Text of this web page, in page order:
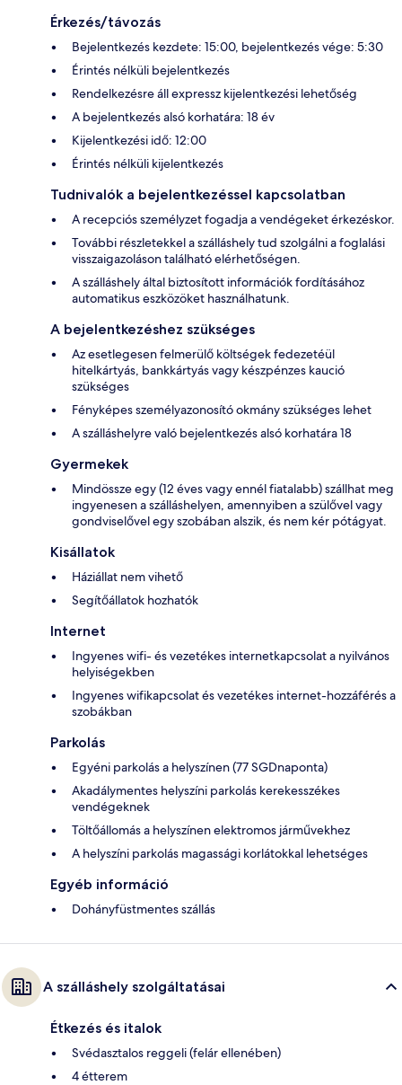
Érkezés/távozás
Bejelentkezés kezdete: 15:00, bejelentkezés vége: 5:30
Érintés nélküli bejelentkezés
Rendelkezésre áll expressz kijelentkezési lehetőség
A bejelentkezés alsó korhatára: 18 év
Kijelentkezési idő: 12:00
Érintés nélküli kijelentkezés
Tudnivalók a bejelentkezéssel kapcsolatban
A recepciós személyzet fogadja a vendégeket érkezéskor.
További részletekkel a szálláshely tud szolgálni a foglalási
visszaigazoláson található elérhetőségen.
A szálláshely által biztosított információk fordításához
automatikus eszközöket használhatunk.
A bejelentkezéshez szükséges
Az esetlegesen felmerülő költségek fedezetéül
hitelkártyás, bankkártyás vagy készpénzes kaució
szükséges
Fényképes személyazonosító okmány szükséges lehet
A szálláshelyre való bejelentkezés alsó korhatára 18
Gyermekek
Mindössze egy (12 éves vagy ennél fiatalabb) szállhat meg
ingyenesen a szálláshelyen, amennyiben a szülővel vagy
gondviselővel egy szobában alszik, és nem kér pótágyat.
Kisállatok
Háziállat nem vihető
Segítőállatok hozhatók
Internet
Ingyenes wifi- és vezetékes internetkapcsolat a nyilvános
helyiségekben
Ingyenes wifikapcsolat és vezetékes internet-hozzáférés a
szobákban
Parkolás
Egyéni parkolás a helyszínen (77 SGDnaponta)
Akadálymentes helyszíni parkolás kerekesszékes
vendégeknek
Töltőállomás a helyszínen elektromos járművekhez
A helyszíni parkolás magassági korlátokkal lehetséges
Egyéb információ
Dohányfüstmentes szállás
A szálláshely szolgáltatásai
Étkezés és italok
Svédasztalos reggeli (felár ellenében)
4 étterem